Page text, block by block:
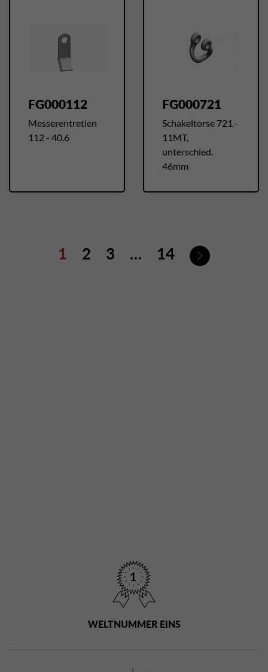
FG000112
Messerentretien
112 - 40.6
FG000721
Schakeltorse 721 -
11MT,
unterschied.
46mm
1 2 3 … 14 Weiter
WELTNUMMER EINS